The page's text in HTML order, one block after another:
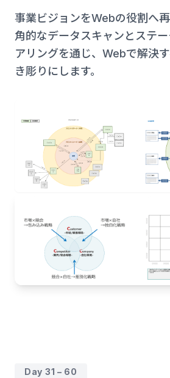
事業ビジョンをWebの役割へ
角的なデータスキャンとステ
アリングを通じ、Webで解決
き彫りにします。
Day 31 – 60